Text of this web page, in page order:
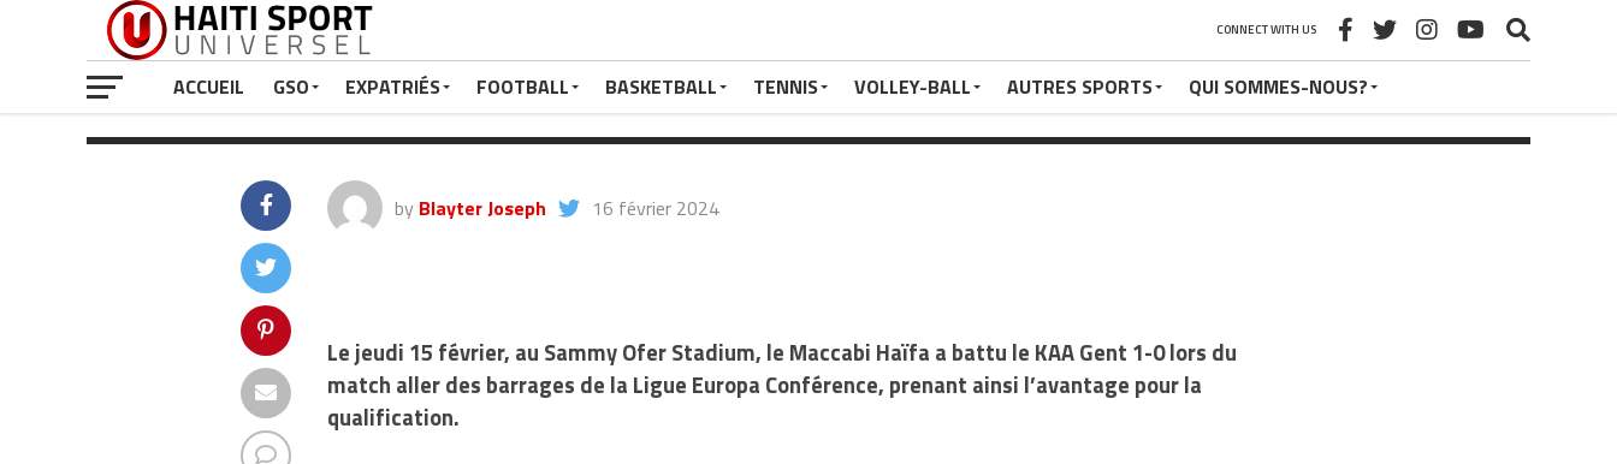
CONNECT WITH US
ACCUEIL GSO EXPATRIÉS FOOTBALL BASKETBALL TENNIS VOLLEY-BALL AUTRES SPORTS QUI SOMMES-NOUS?
sérieuse option.
by Blayter Joseph 16 février 2024
Le jeudi 15 février, au Sammy Ofer Stadium, le Maccabi Haïfa a battu le KAA Gent 1-0 lors du
match aller des barrages de la Ligue Europa Conférence, prenant ainsi l’avantage pour la
qualification.